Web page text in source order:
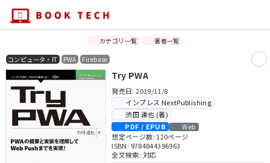
カテゴリ一覧 著者一覧
コンピュータ・IT PWA Firebase
Try PWA
発売日: 2019/11/8
インプレス NextPublishing
渋田 達也 (著)
PDF / EPUB
Web
想定ページ数: 120ページ
ISBN: 9784844396963
全文検索: 対応